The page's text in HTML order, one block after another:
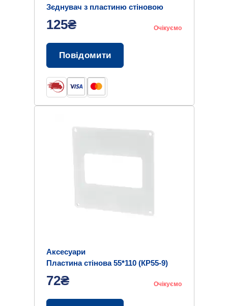
Зєднувач з пластиню стіновою
d125 з клапаном (КО125-KPZ)
125₴ Очікуємо
Повідомити
Аксесуари
Пластина стінова 55*110 (КР55-9)
72₴ Очікуємо